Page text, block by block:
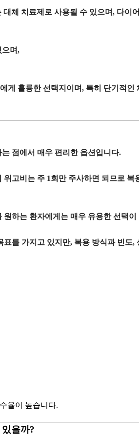
대체 치료제로 사용될 수 있으며, 다이
으며,
게 훌륭한 선택지이며, 특히 단기적인
점에서 매우 편리한 옵션입니다.
위고비 는 주 1회 만 주사하면 되므로 복
원하는 환자에게는 매우 유용한 선택이
표를 가지고 있지만, 복용 방식과 빈도,
율이 높습니다.
을까?